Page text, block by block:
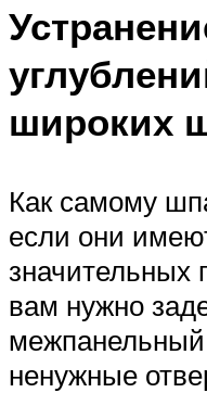
широких
Как самому
если они
значительных
вам нужно
ненужные